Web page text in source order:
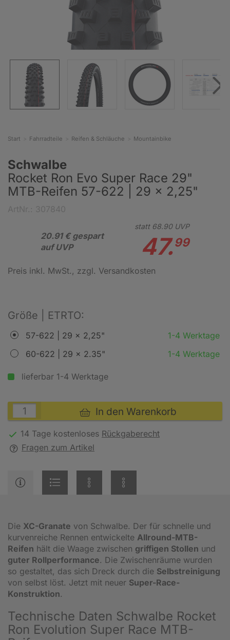
Start Fahrradteile Reifen & Schläuche Mountainbike
Schwalbe
Rocket Ron Evo Super Race 29"
MTB-Reifen 57-622 | 29 x 2,25"
20.91 € gespart
auf UVP
statt 68.90UVP
47.99
Preis inkl. MwSt., zzgl. Versandkosten
Größe | ETRTO:
57-622 | 29 x 2,25"
1-4 Werktage
60-622 | 29 x 2.35"
1-4 Werktage
lieferbar 1-4 Werktage
In den Warenkorb
14 Tage kostenloses Rückgaberecht
Fragen zum Artikel
Die XC-Granate von Schwalbe. Der für schnelle und
kurvenreiche Rennen entwickelte Allround-MTB-
Reifen hält die Waage zwischen griffigen Stollen und
guter Rollperformance. Die Zwischenräume wurden
so gestaltet, das sich Dreck durch die Selbstreinigung
von selbst löst. Jetzt mit neuer Super-Race-
Konstruktion.
Technische Daten Schwalbe Rocket
Ron Evolution Super Race MTB-